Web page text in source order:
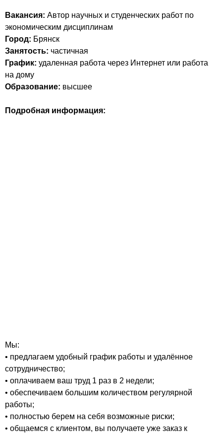
Вакансия: Автор научных и студенческих работ по
экономическим дисциплинам
Город: Брянск
Занятость: частичная
График: удаленная работа через Интернет или работа
на дому
Образование: высшее
Подробная информация:
Мы:
• предлагаем удобный график работы и удалённое
сотрудничество;
• оплачиваем ваш труд 1 раз в 2 недели;
• обеспечиваем большим количеством регулярной
работы;
• полностью берем на себя возможные риски;
• общаемся с клиентом, вы получаете уже заказ к